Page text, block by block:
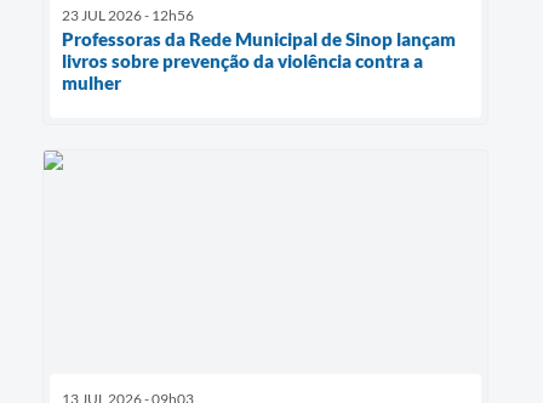
23 JUL 2026 - 12h56
Professoras da Rede Municipal de Sinop lançam
livros sobre prevenção da violência contra a
mulher
13 JUL 2026 - 09h03